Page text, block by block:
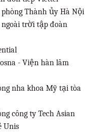
Thành ủy Hà Nội
trời tập đoàn
- Viện hàn lâm
nha khoa Mỹ tại tòa
công ty Tech Asian
Unis